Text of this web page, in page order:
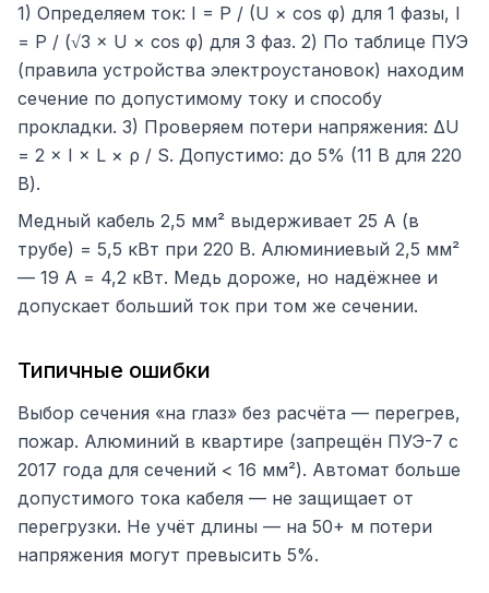
1) Определяем ток: I = P / (U × cos φ) для 1 фазы, I
= P / (√3 × U × cos φ) для 3 фаз. 2) По таблице ПУЭ
(правила устройства электроустановок) находим
сечение по допустимому току и способу
прокладки. 3) Проверяем потери напряжения: ΔU
= 2 × I × L × ρ / S. Допустимо: до 5% (11 В для 220
В).
Медный кабель 2,5 мм² выдерживает 25 А (в
трубе) = 5,5 кВт при 220 В. Алюминиевый 2,5 мм²
— 19 А = 4,2 кВт. Медь дороже, но надёжнее и
допускает больший ток при том же сечении.
Типичные ошибки
Выбор сечения «на глаз» без расчёта — перегрев,
пожар. Алюминий в квартире (запрещён ПУЭ-7 с
2017 года для сечений < 16 мм²). Автомат больше
допустимого тока кабеля — не защищает от
перегрузки. Не учёт длины — на 50+ м потери
напряжения могут превысить 5%.